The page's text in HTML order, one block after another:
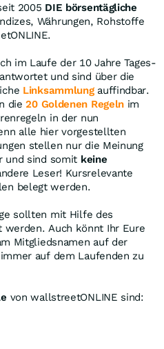
2005 DIE börsentägliche
Währungen, Rohstoffe
im Laufe der 10 Jahre Tages-
und sind über die
Linksammlungauffindbar.
die20 Goldenen Regeln im
in der nun
alle hier vorgestellten
stellen nur die Meinung
und sind somit keine
Leser! Kursrelevante
belegt werden.
sollten mit Hilfe des
Auch könnt Ihr Eure
Mitgliedsnamen auf der
auf dem Laufenden zu
von wallstreetONLINE sind: